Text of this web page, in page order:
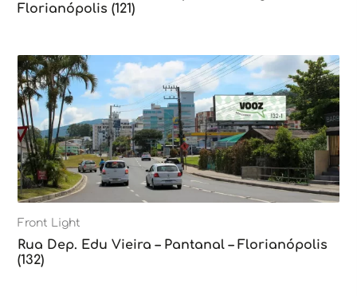
Florianópolis (121)
Front Light
Rua Dep. Edu Vieira – Pantanal – Florianópolis
(132)